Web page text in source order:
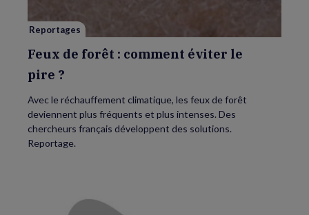
Reportages
Feux de forêt : comment éviter le
pire ?
Avec le réchauffement climatique, les feux de forêt
deviennent plus fréquents et plus intenses. Des
chercheurs français développent des solutions.
Reportage.